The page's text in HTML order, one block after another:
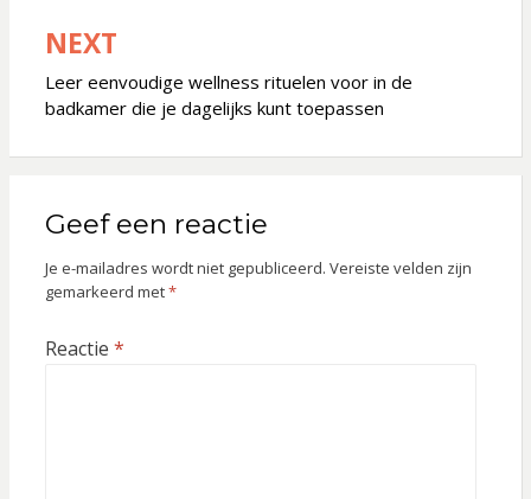
NEXT
Leer eenvoudige wellness rituelen voor in de
badkamer die je dagelijks kunt toepassen
Geef een reactie
Je e-mailadres wordt niet gepubliceerd. Vereiste velden zijn
gemarkeerd met*
Reactie *